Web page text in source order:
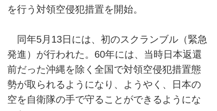
を行う対領空侵犯措置を開始。
同年5月13日には、初のスクランブル（緊急
発進）が行われた。60年には、当時日本返還
前だった沖縄を除く全国で対領空侵犯措置態
勢が取られるようになり、ようやく、日本の
空を自衛隊の手で守ることができるようにな